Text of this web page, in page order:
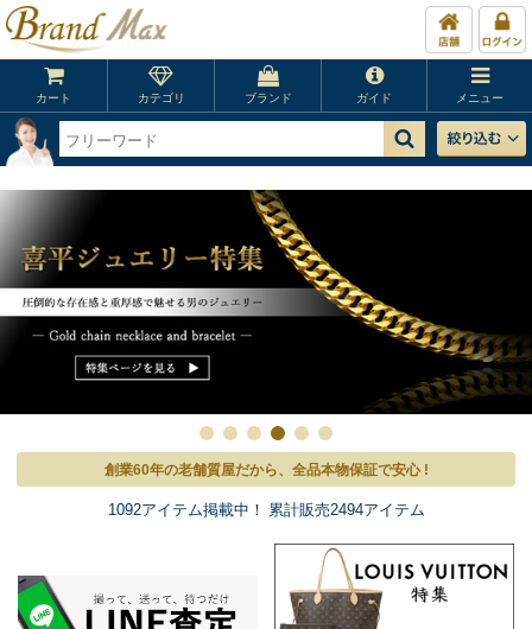
カート カテゴリ ブランド ガイド メニュー
創業60年の老舗質屋だから、全品本物保証で安心 !
1092アイテム掲載中！ 累計販売2494アイテム